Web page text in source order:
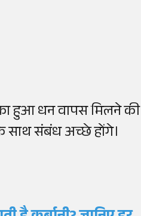
हुआ धन वापस मिलने की
साथ संबंध अच्छे होंगे।